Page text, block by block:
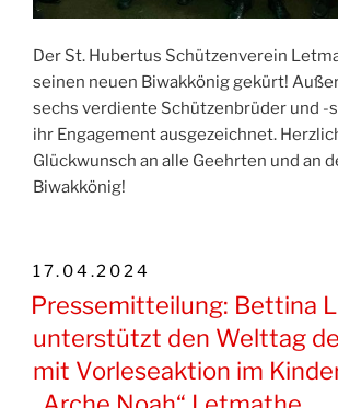
Der St. Hubertus Schützenverein
seinen neuen Biwakkönig gekürt!
sechs verdiente Schützenbrüder und -
ihr Engagement ausgezeichnet.
Glückwunsch an alle Geehrten und an
Biwakkönig!
VERÖFFENTLICHT
AM
17.04.2024
Pressemitteilung: Bettina
unterstützt den Welttag
mit Vorleseaktion im